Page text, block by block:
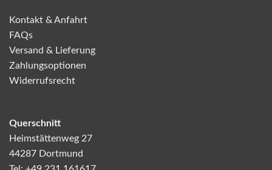
Kontakt & Anfahrt
FAQs
Versand & Lieferung
Zahlungsoptionen
Widerrufsrecht
Querschnitt
Heimstättenweg 27
44287 Dortmund